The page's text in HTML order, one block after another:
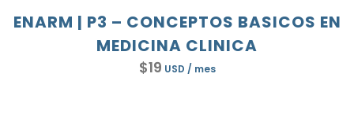
ENARM | P3 – CONCEPTOS BASICOS EN
MEDICINA CLINICA
$19 USD / mes